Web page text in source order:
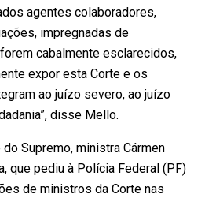
agentes colaboradores,
impregnadas de
cabalmente esclarecidos,
expor esta Corte e os
ao juízo severo, ao juízo
disse Mello.
Supremo, ministra Cármen
que pediu à Polícia Federal (PF)
de ministros da Corte nas